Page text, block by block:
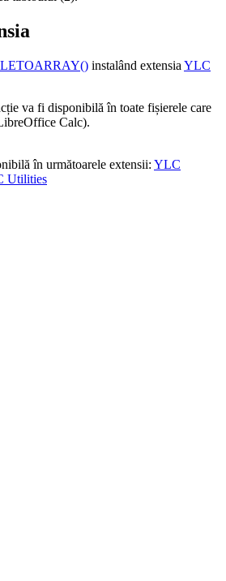
instalând extensia YLC
va fi disponibilă în toate fișierele care
Calc).
în următoarele extensii: YLC
Utilities